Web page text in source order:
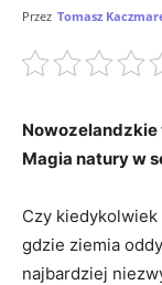
Przez Tomasz
Nowozelandzkie
Magia natury w
Czy
gdzie ziemia
najbardziej